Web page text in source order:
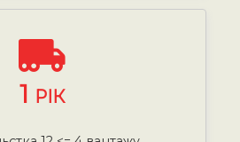
1 РІК